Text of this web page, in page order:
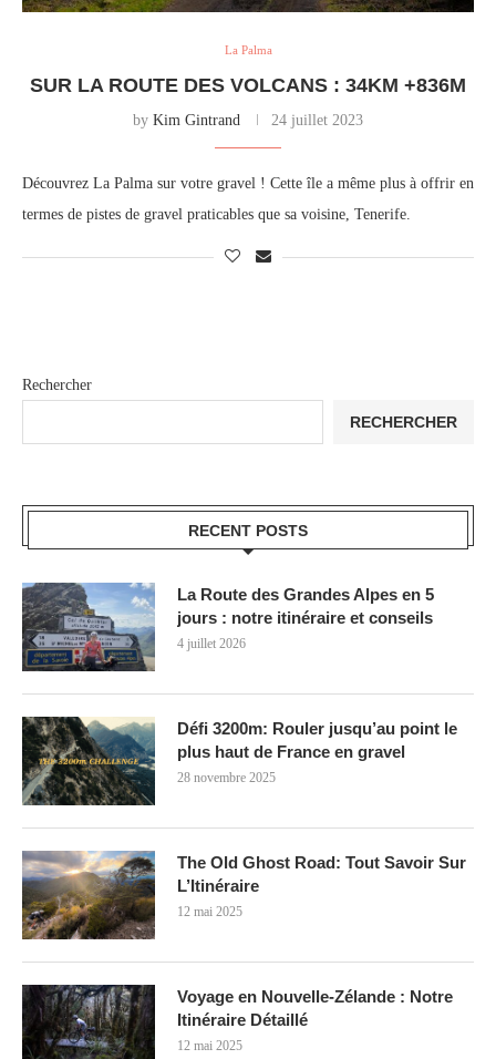
La Palma
SUR LA ROUTE DES VOLCANS : 34KM +836M
by Kim Gintrand 24 juillet 2023
Découvrez La Palma sur votre gravel ! Cette île a même plus à offrir en
termes de pistes de gravel praticables que sa voisine, Tenerife.
Rechercher
RECHERCHER
RECENT POSTS
La Route des Grandes Alpes en 5
jours : notre itinéraire et conseils
4 juillet 2026
Défi 3200m: Rouler jusqu’au point le
plus haut de France en gravel
28 novembre 2025
The Old Ghost Road: Tout Savoir Sur
L’Itinéraire
12 mai 2025
Voyage en Nouvelle-Zélande : Notre
Itinéraire Détaillé
12 mai 2025